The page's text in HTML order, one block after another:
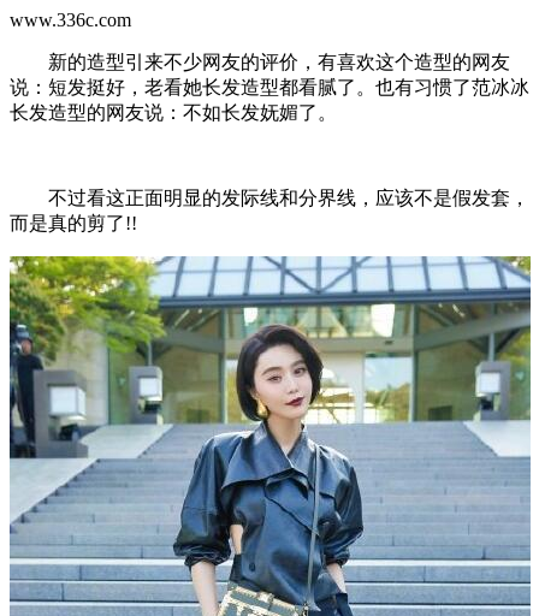
www.336c.com
新的造型引来不少网友的评价，有喜欢这个造型的网友
说：短发挺好，老看她长发造型都看腻了。也有习惯了范冰冰
长发造型的网友说：不如长发妩媚了。
不过看这正面明显的发际线和分界线，应该不是假发套，
而是真的剪了!!